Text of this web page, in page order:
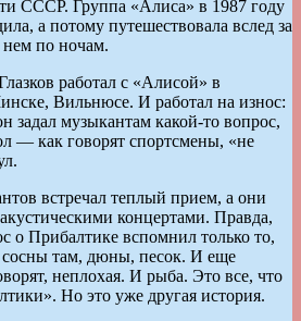
СССР. Группа «Алиса» в 1987 году
а потому путешествовала вслед за
нем по ночам.
работал с «Алисой» в
Вильнюсе. И работал на износ:
задал музыкантам какой-то вопрос,
— как говорят спортсмены, «не
встречал теплый прием, а они
концертами. Правда,
о Прибалтике вспомнил только то,
сосны там, дюны, песок. И еще
неплохая. И рыба. Это все, что
Но это уже другая история.